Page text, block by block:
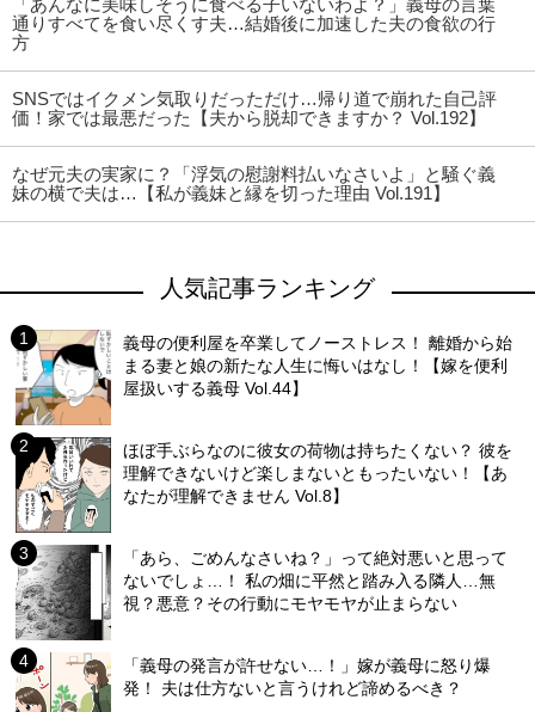
「あんなに美味しそうに食べる子いないわよ？」義母の言葉
通りすべてを食い尽くす夫…結婚後に加速した夫の食欲の行
方
SNSではイクメン気取りだっただけ…帰り道で崩れた自己評
価！家では最悪だった【夫から脱却できますか？ Vol.192】
なぜ元夫の実家に？「浮気の慰謝料払いなさいよ」と騒ぐ義
妹の横で夫は…【私が義妹と縁を切った理由 Vol.191】
人気記事ランキング
義母の便利屋を卒業してノーストレス！ 離婚から始
まる妻と娘の新たな人生に悔いはなし！【嫁を便利
屋扱いする義母 Vol.44】
ほぼ手ぶらなのに彼女の荷物は持ちたくない？ 彼を
理解できないけど楽しまないともったいない！【あ
なたが理解できません Vol.8】
「あら、ごめんなさいね？」って絶対悪いと思って
ないでしょ…！ 私の畑に平然と踏み入る隣人…無
視？悪意？その行動にモヤモヤが止まらない
「義母の発言が許せない…！」嫁が義母に怒り爆
発！ 夫は仕方ないと言うけれど諦めるべき？